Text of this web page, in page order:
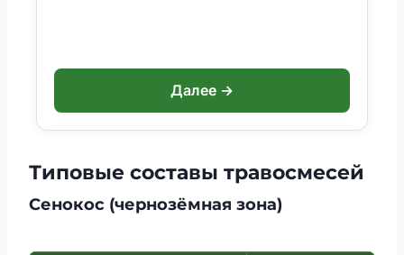
Далее →
Типовые составы травосмесей
Сенокос (чернозёмная зона)